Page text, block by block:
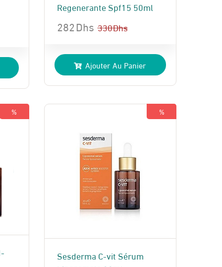
Regenerante Spf15 50ml
330Dhs
prix
initial
était :
330 Dhs.
282Dhs
prix
actuel
est :
282 Dhs.
Ajouter Au Panier
% %
Sesderma C-vit Sérum